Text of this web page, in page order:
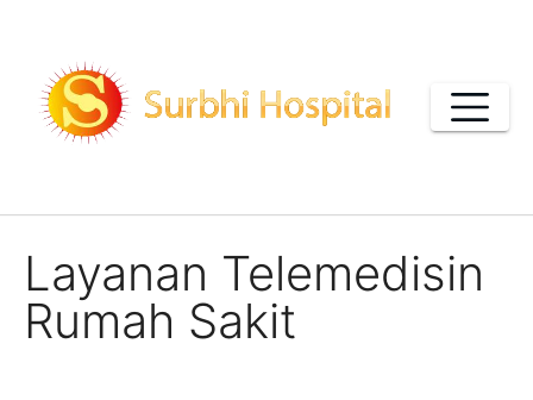
content
Layanan Telemedisin
Rumah Sakit